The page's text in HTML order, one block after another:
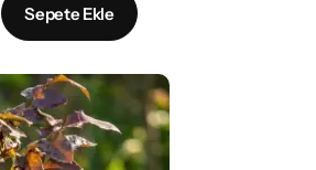
Sepete Ekle